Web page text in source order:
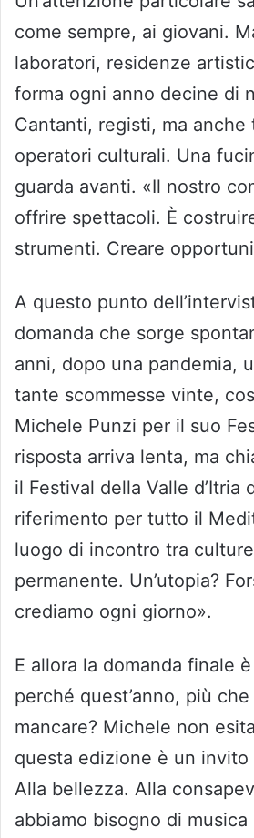
come sempre, ai giovani.
laboratori, residenze
forma ogni anno decine di
Cantanti, registi, ma anche
operatori culturali. Una
guarda avanti. «Il nostro
offrire spettacoli. È
strumenti. Creare
A questo punto
domanda che sorge
anni, dopo una pandemia,
tante scommesse vinte,
Michele Punzi per il suo
risposta arriva lenta, ma
il Festival della Valle d’Itria
riferimento per tutto il
luogo di incontro tra
permanente. Un’utopia?
crediamo ogni giorno».
E allora la domanda finale
perché quest’anno, più
mancare? Michele non
questa edizione è un invito
Alla bellezza. Alla
abbiamo bisogno di